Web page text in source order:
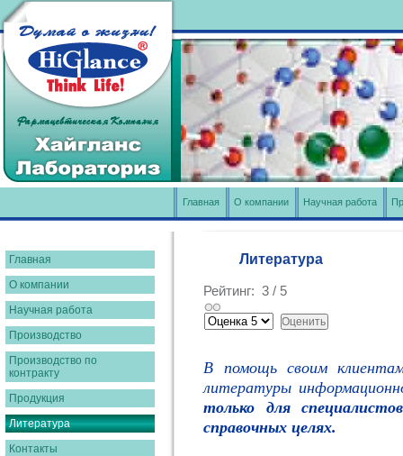
Главная О компании Научная работа
Главная
О компании
Научная работа
Производство
Производство по
контракту
Продукция
Литература
Контакты
Литература
Рейтинг:3 / 5
В помощь своим
литературы
только для
справочных целях.